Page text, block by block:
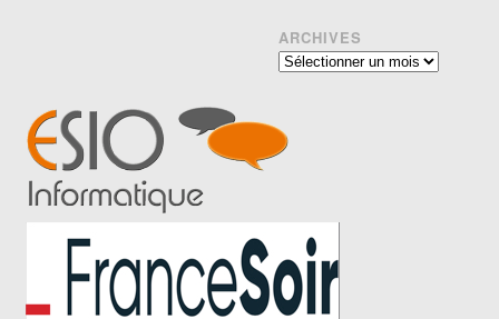
ARCHIVES
Archives